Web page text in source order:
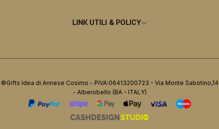
LINK UTILI & POLICY
©Gifts Idea di Annese Cosimo - PIVA:06413200723 - Via Monte Sabotino,14
- Alberobello (BA - ITALY)